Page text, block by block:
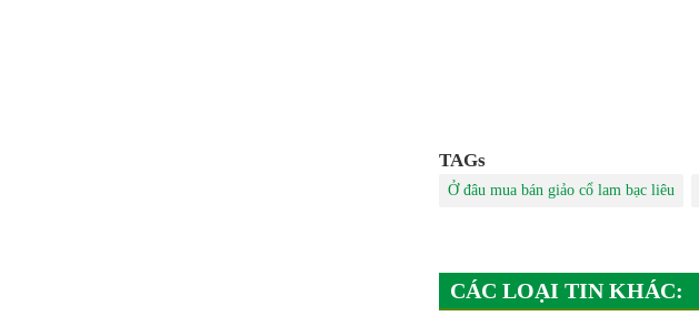
TAGs
Ở đâu mua bán giảo cổ lam bạc liêu
CÁC LOẠI TIN KHÁC: